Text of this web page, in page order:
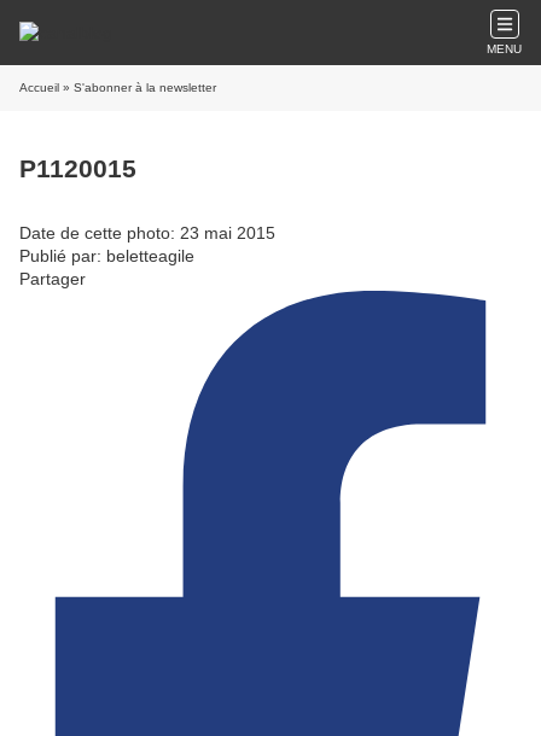
MENU
Accueil » S'abonner à la newsletter
P1120015
Date de cette photo: 23 mai 2015
Publié par: beletteagile
Partager